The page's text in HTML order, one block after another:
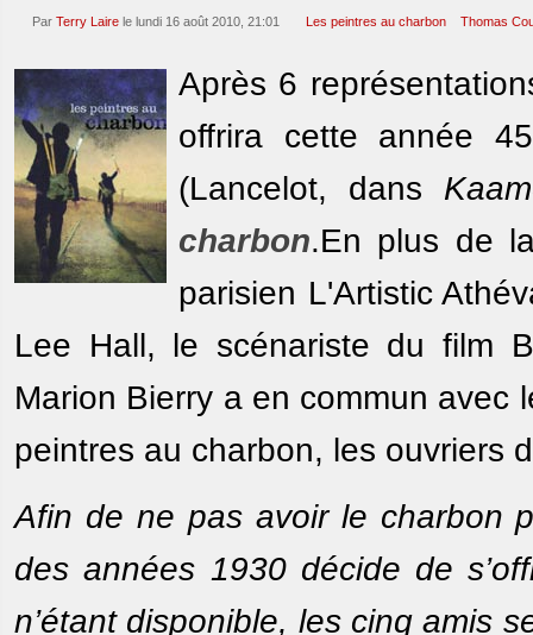
Par Terry Laire le lundi 16 août 2010, 21:01 Les peintres au charbon Thomas
Après 6
offrira cette année
(Lancelot, dans
charbon.En plus de
parisien L'Artistic
Lee Hall, le scénariste du film
Marion Bierry a en commun avec
peintres au charbon, les ouvriers
Afin de ne pas avoir le charbon
des années 1930 décide de
n’étant disponible, les cinq amis